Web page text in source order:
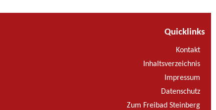
Quicklinks
Kontakt
Inhaltsverzeichnis
Impressum
Datenschutz
Zum Freibad Steinberg